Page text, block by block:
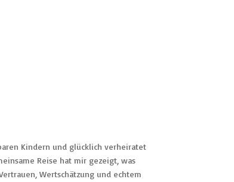
Kindern und glücklich verheiratet
Reise hat mir gezeigt, was
Wertschätzung und echtem